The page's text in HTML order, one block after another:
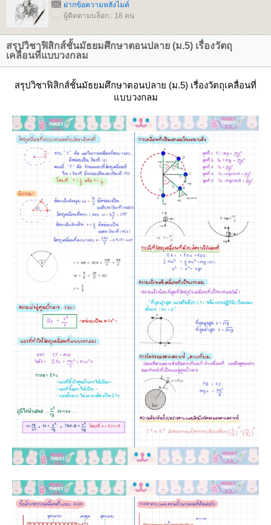
ฝากข้อความหลังไมค์
ผู้ติดตามบล็อก : 18 คน
สรุปวิชาฟิสิกส์ชั้นมัธยมศึกษาตอนปลาย (ม.5) เรื่องวัตถุ
เคลื่อนที่แบบวงกลม
สรุปวิชาฟิสิกส์ชั้นมัธยมศึกษาตอนปลาย (ม.5) เรื่องวัตถุเคลื่อนที่
บบวงกลม